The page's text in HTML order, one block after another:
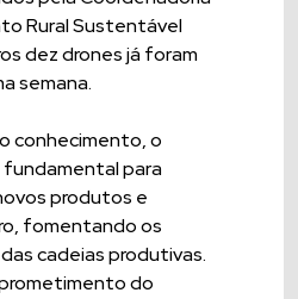
Rural Sustentável
dez drones já foram
semana.
conhecimento, o
para
produtos e
fomentando os
cadeias produtivas.
do